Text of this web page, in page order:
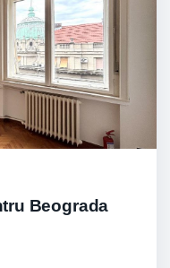
Beograda